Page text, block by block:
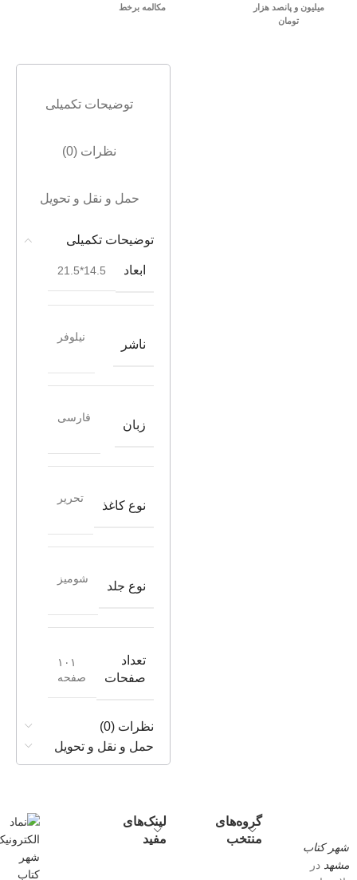
میلیون و پانصد هزار
تومان
مکالمه برخط
توضیحات تکمیلی
نظرات (0)
حمل و نقل و تحویل
توضیحات تکمیلی
ابعاد 14.5*21.5
ناشر
نیلوفر
زبان
فارسی
نوع کاغذ
تحریر
نوع جلد
شومیز
تعداد
صفحات
۱۰۱
صفحه
نظرات (0)
حمل و نقل و تحویل
شهر کتاب
مشهد در
گروه‌های
منتخب
لینک‌های
مفید